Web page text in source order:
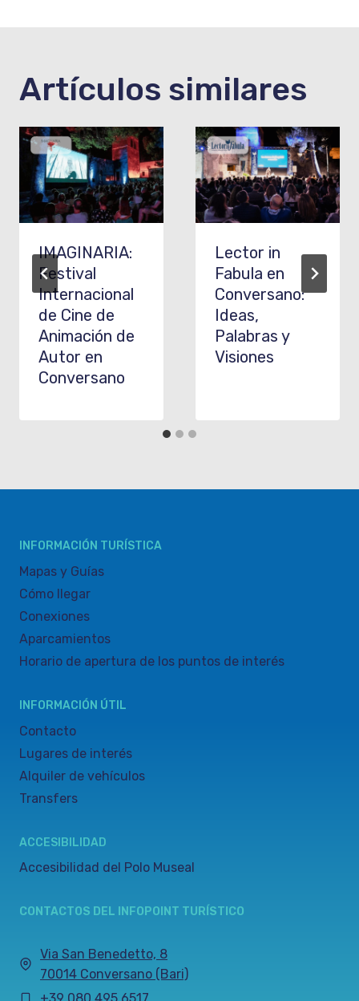
Artículos similares
IMAGINARIA:
Festival
Internacional
de Cine de
Animación de
Autor en
Conversano
Lector in
Fabula en
Conversano:
Ideas,
Palabras y
Visiones
INFORMACIÓN TURÍSTICA
Mapas y Guías
Cómo llegar
Conexiones
Aparcamientos
Horario de apertura de los puntos de interés
INFORMACIÓN ÚTIL
Contacto
Lugares de interés
Alquiler de vehículos
Transfers
ACCESIBILIDAD
Accesibilidad del Polo Museal
CONTACTOS DEL INFOPOINT TURÍSTICO
Via San Benedetto, 8
70014 Conversano (Bari)